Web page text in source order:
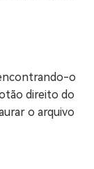
o
direito do
o arquivo